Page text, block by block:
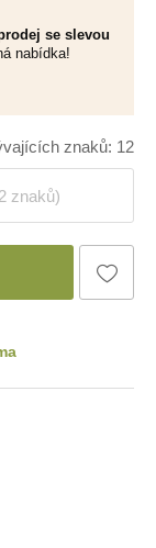
se slevou
nabídka!
znaků: 12